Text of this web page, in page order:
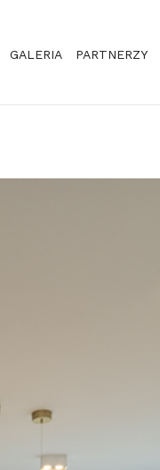
GALERIA PARTNERZY